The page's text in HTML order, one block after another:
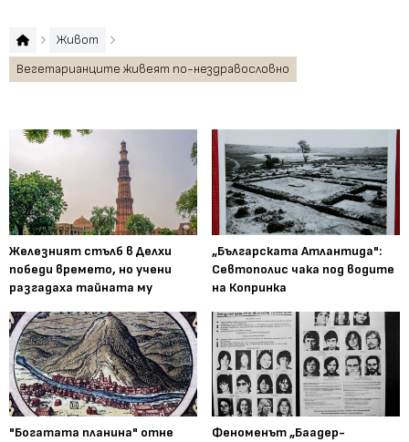
Живот
Вегетарианците живеят по-нездравословно
Железният стълб в Делхи
победи времето, но учени
разгадаха тайната му
„Българската Атлантида":
Севтополис чака под водите
на Копринка
"Богатата планина" отне
Феноменът „Баадер-